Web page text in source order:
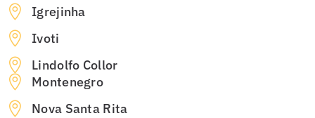
Igrejinha
Ivoti
Lindolfo Collor
Montenegro
Nova Santa Rita